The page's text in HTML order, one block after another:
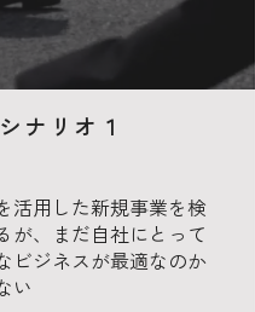
シナリオ１
活用した新規事業を検
が、まだ自社にとって
ビジネスが最適なのか
い